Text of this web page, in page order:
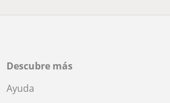
Descubre más
Ayuda